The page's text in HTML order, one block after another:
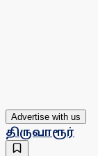
Advertise with us
திருவாரூர்